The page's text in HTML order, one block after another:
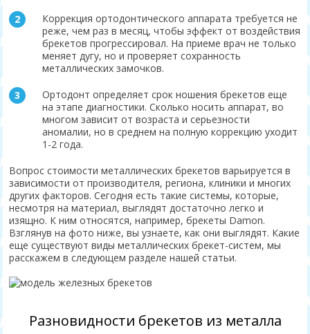
Коррекция ортодонтического аппарата требуется не
реже, чем раз в месяц, чтобы эффект от воздействия
брекетов прогрессировал. На приеме врач не только
меняет дугу, но и проверяет сохранность
металлических замочков.
Ортодонт определяет срок ношения брекетов еще
на этапе диагностики. Сколько носить аппарат, во
многом зависит от возраста и серьезности
аномалии, но в среднем на полную коррекцию уходит
1-2 года.
Вопрос стоимости металлических брекетов варьируется в
зависимости от производителя, региона, клиники и многих
других факторов. Сегодня есть такие системы, которые,
несмотря на материал, выглядят достаточно легко и
изящно. К ним относятся, например, брекеты Damon.
Взглянув на фото ниже, вы узнаете, как они выглядят. Какие
еще существуют виды металлических брекет-систем, мы
расскажем в следующем разделе нашей статьи.
Разновидности брекетов из металла